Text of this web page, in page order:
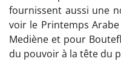
fournissent aussi une
voir le Printemps
Mediène et pour
du pouvoir à la tête du